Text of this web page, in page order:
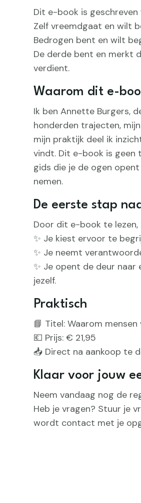
Dit e-book is geschreven
Zelf vreemdgaat en wilt
Bedrogen bent en wilt
De derde bent en merkt
verdient.
Waarom dit e-
Ik ben Annette Burgers,
honderden trajecten,
mijn praktijk deel ik
vindt. Dit e-book is geen
gids die je de ogen
nemen.
De eerste stap
Door dit e-book te
✨ Je kiest ervoor te
✨ Je neemt
✨ Je opent de deur
jezelf.
Praktisch
📘 Titel: Waarom
💶 Prijs: € 21,95
📥 Direct na aankoop te
Klaar voor jouw
Neem vandaag nog de
Heb je vragen? Stuur je
wordt contact met je